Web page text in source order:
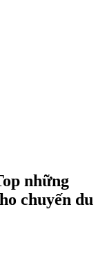
những
chuyến du